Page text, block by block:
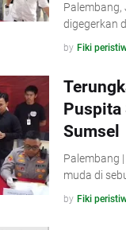
Palembang,
digegerkan
by Fiki
Puspita
Sumsel
Palembang
muda di
by Fiki